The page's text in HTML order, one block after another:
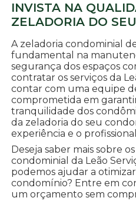
INVISTA NA
ZELADORIA DO
A zeladoria condominial
fundamental na
segurança dos espaços
contratar os serviços da
contar com uma equipe
comprometida em
tranquilidade dos
da zeladoria do seu
experiência e o
Deseja saber mais sobre
condominial da Leão
podemos ajudar a
condomínio? Entre em
um orçamento sem